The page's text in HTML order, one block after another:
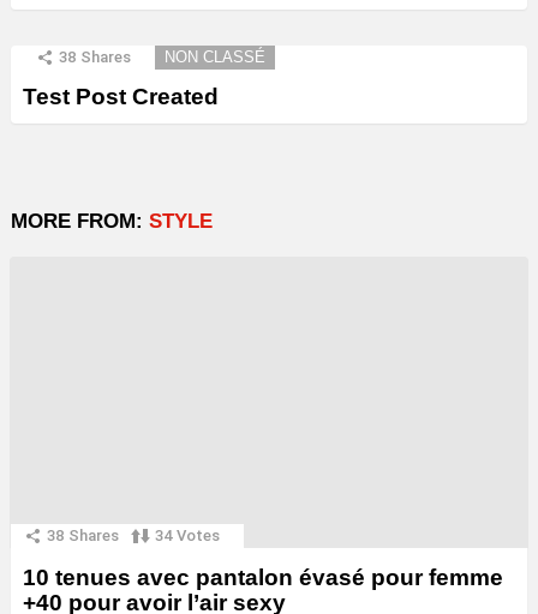
38 Shares NON CLASSÉ
Test Post Created
MORE FROM: STYLE
38 Shares 34 Votes
10 tenues avec pantalon évasé pour femme
+40 pour avoir l’air sexy